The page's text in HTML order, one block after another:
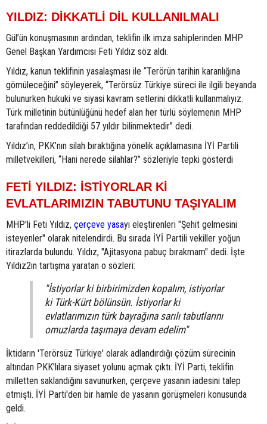
YILDIZ: DİKKATLİ DİL KULLANILMALI
Gül’ün konuşmasının ardından, teklifin ilk imza sahiplerinden MHP
Genel Başkan Yardımcısı Feti Yıldız söz aldı.
Yıldız, kanun teklifinin yasalaşması ile “Terörün tarihin karanlığına
gömüleceğini” söyleyerek, “Terörsüz Türkiye süreci ile ilgili beyanda
bulunurken hukuki ve siyasi kavram setlerini dikkatli kullanmalıyız.
Türk milletinin bütünlüğünü hedef alan her türlü söylemenin MHP
tarafından reddedildiği 57 yıldır bilinmektedir” dedi.
Yıldız’ın, PKK’nın silah bıraktığına yönelik açıklamasına İYİ Partili
milletvekilleri, “Hani nerede silahlar?” sözleriyle tepki gösterdi
FETİ YILDIZ: İSTİYORLAR Kİ
EVLATLARIMIZIN TABUTUNU TAŞIYALIM
MHP'li Feti Yıldız, çerçeve yasayı eleştirenleri "Şehit gelmesini
isteyenler" olarak nitelendirdi. Bu sırada İYİ Partili vekiller yoğun
itirazlarda bulundu. Yıldız, "Ajitasyona pabuç bırakmam" dedi. İşte
Yıldız2ın tartışma yaratan o sözleri:
"İstiyorlar ki birbirimizden kopalım, istiyorlar
ki Türk-Kürt bölünsün. İstiyorlar ki
evlatlarımızın türk bayrağına sarılı tabutlarını
omuzlarda taşımaya devam edelim"
İktidarın 'Terörsüz Türkiye' olarak adlandırdığı çözüm sürecinin
altından PKK'lılara siyaset yolunu açmak çıktı. İYİ Parti, teklifin
milletten saklandığını savunurken, çerçeve yasanın iadesini talep
etmişti. İYİ Parti'den bir hamle de yasanın görüşmeleri konusunda
geldi.